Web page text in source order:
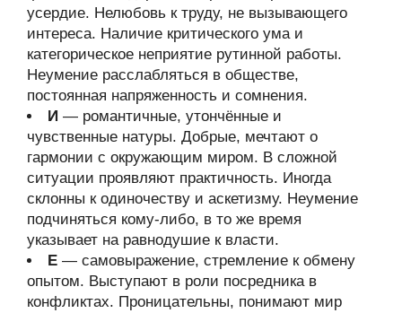
усердие. Нелюбовь к труду, не вызывающего
интереса. Наличие критического ума и
категорическое неприятие рутинной работы.
Неумение расслабляться в обществе,
постоянная напряженность и сомнения.
И — романтичные, утончённые и
чувственные натуры. Добрые, мечтают о
гармонии с окружающим миром. В сложной
ситуации проявляют практичность. Иногда
склонны к одиночеству и аскетизму. Неумение
подчиняться кому-либо, в то же время
указывает на равнодушие к власти.
Е — самовыражение, стремление к обмену
опытом. Выступают в роли посредника в
конфликтах. Проницательны, понимают мир